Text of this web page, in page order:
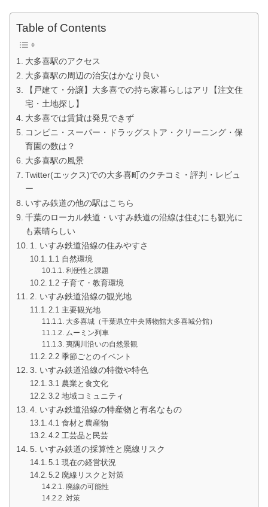
Table of Contents
大多喜駅のアクセス
大多喜駅の周辺の治安はかなり良い
【戸建て・分譲】大多喜での持ち家暮らしはアリ【注文住
宅・土地探し】
大多喜では賃貸は発見できず
コンビニ・スーパー・ドラッグストア・クリーニング・保
育園の数は？
大多喜駅の風景
Twitter(エックス)での大多喜町のクチコミ・評判・レビュ
ー
いすみ鉄道の他の駅はこちら
千葉のローカル鉄道・いすみ鉄道の沿線は住むにも観光に
も素晴らしい
1. いすみ鉄道沿線の住みやすさ
1.1 自然環境
利便性と課題
1.2 子育て・教育環境
2. いすみ鉄道沿線の観光地
2.1 主要観光地
大多喜城（千葉県立中央博物館大多喜城分館）
ムーミン列車
夷隅川沿いの自然景観
2.2 季節ごとのイベント
3. いすみ鉄道沿線の特徴や特色
3.1 農業と食文化
3.2 地域コミュニティ
4. いすみ鉄道沿線の特産物と有名なもの
4.1 食材と農産物
4.2 工芸品と民芸
5. いすみ鉄道の採算性と廃線リスク
5.1 現在の経営状況
5.2 廃線リスクと対策
廃線の可能性
対策